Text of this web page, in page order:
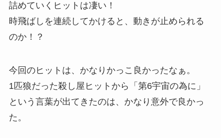
詰めていくヒットは凄い！
時飛ばしを連続してかけると、動きが止められる
のか！？
今回のヒットは、かなりかっこ良かったなぁ。
1匹狼だった殺し屋ヒットから「第6宇宙の為に」
という言葉が出てきたのは、かなり意外で良かっ
た。